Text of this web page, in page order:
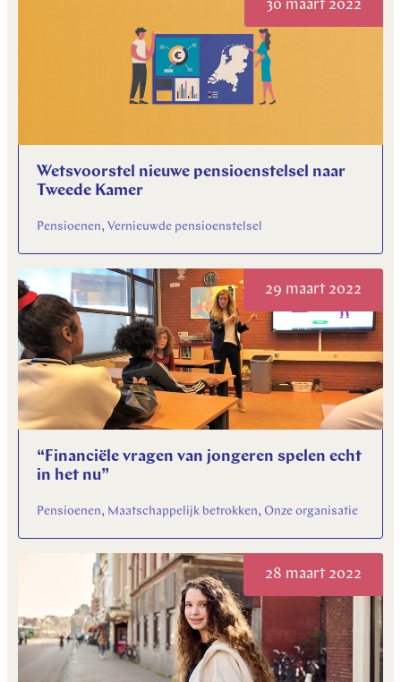
30 maart 2022
Wetsvoorstel nieuwe pensioenstelsel naar
Tweede Kamer
Pensioenen, Vernieuwde pensioenstelsel
29 maart 2022
“Financiële vragen van jongeren spelen echt
in het nu”
Pensioenen, Maatschappelijk betrokken, Onze organisatie
28 maart 2022